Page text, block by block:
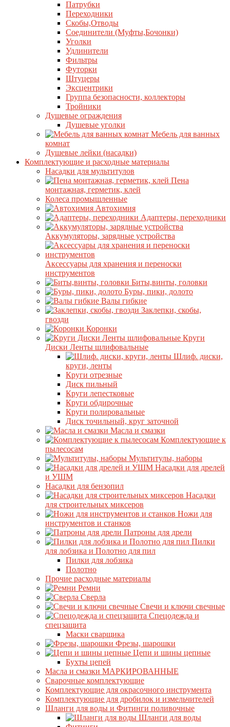
Патрубки
Переходники
Скобы,Отводы
Соединители (Муфты,Бочонки)
Уголки
Удлинители
Фильтры
Футорки
Штуцеры
Эксцентрики
Группа безопасности, коллекторы
Тройники
Душевые ограждения
Душевые уголки
Мебель для ванных
комнат
Душевые лейки (насадки)
Комплектующие и расходные материалы
Насадки для мультитулов
Пена
монтажная, герметик, клей
Колеса промышленные
Автохимия
Адаптеры, переходники
Аккумуляторы, зарядные устройства
Аксессуары для хранения и переноски
инструментов
Биты,винты, головки
Буры, пики, долото
Валы гибкие
Заклепки, скобы,
гвозди
Коронки
Круги
Диски Ленты шлифовальные
Шлиф. диски,
круги, ленты
Круги отрезные
Диск пильный
Круги лепестковые
Круги обдирочные
Круги полировальные
Диск точильный, круг заточной
Масла и смазки
Комплектующие к
пылесосам
Мультитулы, наборы
Насадки для дрелей
и УШМ
Насадки для бензопил
Насадки
для строительных миксеров
Ножи для
инструментов и станков
Патроны для дрели
Пилки
для лобзика и Полотно для пил
Пилки для лобзика
Полотно
Прочие расходные материалы
Ремни
Сверла
Свечи и ключи свечные
Спецодежда и
спецзащита
Маски сварщика
Фрезы, шарошки
Цепи и шины цепные
Бухты цепей
Масла и смазки МАРКИРОВАННЫЕ
Сварочные комплектующие
Комплектующие для окрасочного инструмента
Комплектующие для дробилок и измельчителей
Шланги для воды и Фитинги поливочные
Шланги для воды